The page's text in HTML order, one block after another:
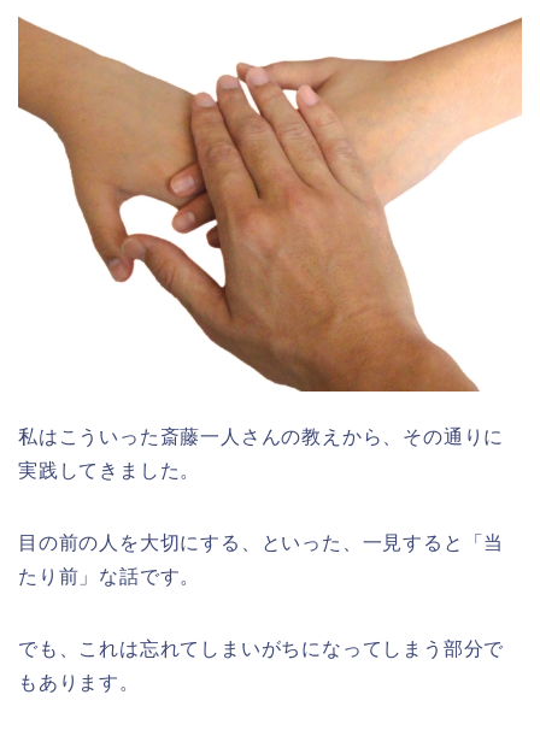
私はこういった斎藤一人さんの教えから、その通りに
実践してきました。
目の前の人を大切にする、といった、一見すると「当
たり前」な話です。
でも、これは忘れてしまいがちになってしまう部分で
もあります。